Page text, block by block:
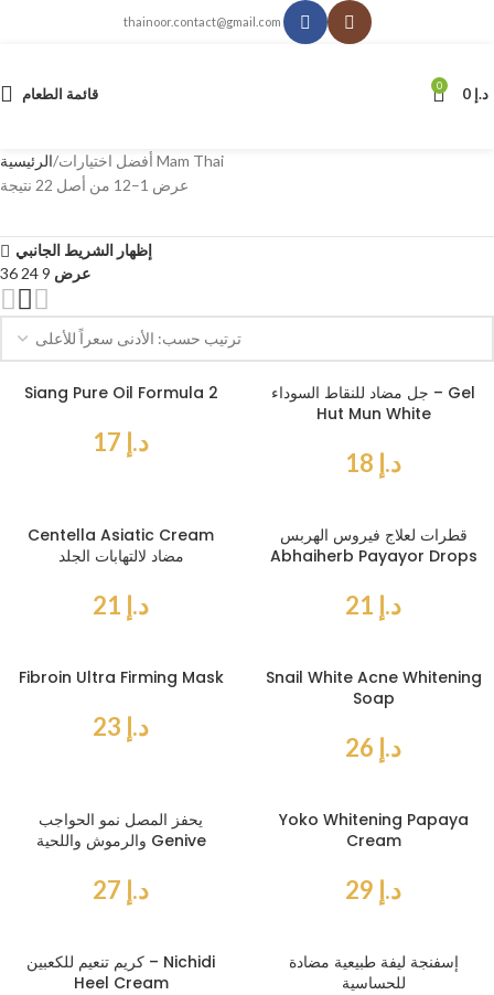
thainoor.contact@gmail.com
قائمة الطعام 0 د.إ
الرئيسية
أفضل اختيارات Mam Thai
عرض 1–12 من أصل 22 نتيجة
إظهار الشريط الجانبي
عرض 9
24
36
Siang Pure Oil Formula 2
د.إ
جل مضاد للنقاط السوداء – Gel
Hut Mun White
د.إ
Centella Asiatic Cream
مضاد لالتهابات الجلد
د.إ
قطرات لعلاج فيروس الهربس
Abhaiherb Payayor Drops
د.إ
Fibroin Ultra Firming Mask
د.إ
Snail White Acne Whitening
Soap
د.إ
يحفز المصل نمو الحواجب
والرموش واللحية Genive
د.إ
Yoko Whitening Papaya
Cream
د.إ
كريم تنعيم للكعبين – Nichidi
Heel Cream
إسفنجة ليفة طبيعية مضادة
للحساسية